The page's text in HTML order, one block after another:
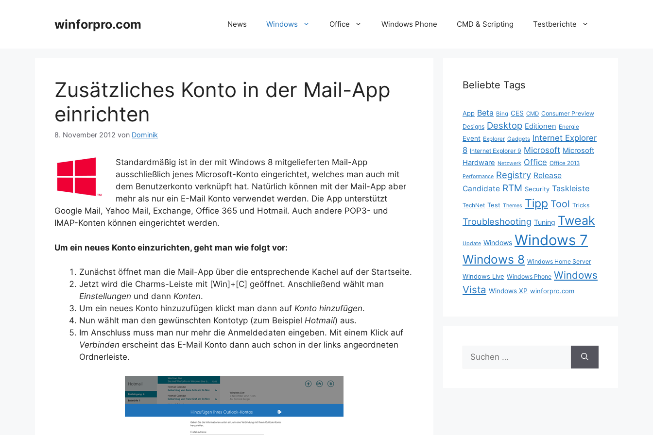
winforpro.com News Windows Office Windows Phone CMD & Scripting Testberichte
Zusätzliches Konto in der Mail-App
einrichten
8. November 2012 von Dominik
Standardmäßig ist in der mit Windows 8 mitgelieferten Mail-App
ausschließlich jenes Microsoft-Konto eingerichtet, welches man auch mit
dem Benutzerkonto verknüpft hat. Natürlich können mit der Mail-App aber
mehr als nur ein E-Mail Konto verwendet werden. Die App unterstützt
Google Mail, Yahoo Mail, Exchange, Office 365 und Hotmail. Auch andere POP3- und
IMAP-Konten können eingerichtet werden.
Um ein neues Konto einzurichten, geht man wie folgt vor:
Zunächst öffnet man die Mail-App über die entsprechende Kachel auf der Startseite.
Jetzt wird die Charms-Leiste mit [Win]+[C] geöffnet. Anschließend wählt man
Einstellungen und dann Konten.
Um ein neues Konto hinzuzufügen klickt man dann auf Konto hinzufügen.
Nun wählt man den gewünschten Kontotyp (zum Beispiel Hotmail) aus.
Im Anschluss muss man nur mehr die Anmeldedaten eingeben. Mit einem Klick auf
Verbinden erscheint das E-Mail Konto dann auch schon in der links angeordneten
Ordnerleiste.
Beliebte Tags
App Beta Bing CES CMD Consumer Preview
Designs Desktop Editionen Energie
Event Explorer Gadgets Internet Explorer
8 Internet Explorer 9 Microsoft Microsoft
Hardware Netzwerk Office Office 2013
Performance Registry Release
Candidate RTM Security Taskleiste
TechNet Test Themes Tipp Tool Tricks
Troubleshooting Tuning Tweak
Update Windows Windows 7
Windows 8 Windows Home Server
Windows Live Windows Phone Windows
Vista Windows XP winforpro.com
Suche
nach: